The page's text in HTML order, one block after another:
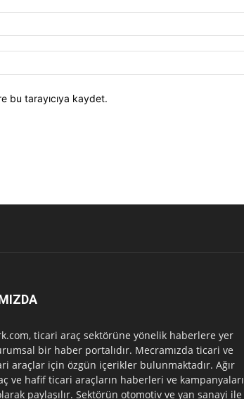
bu tarayıcıya kaydet.
ticari araç sektörüne yönelik haberlere yer
bir haber portalıdır. Mecramızda ticari ve
araçlar için özgün içerikler bulunmaktadır. Ağır
ve hafif ticari araçların haberleri ve kampanyaları
paylaşılır. Sektörün otomotiv ve yan sanayi ile